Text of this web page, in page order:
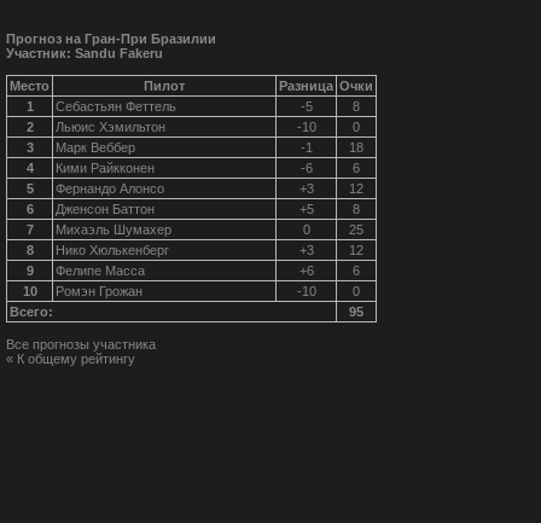
Прогноз на Гран-При Бразилии
Участник: Sandu Fakeru
Место Пилот Разница Очки
1
Себастьян Феттель -5
8
2
Льюис Хэмильтон -10
0
3
Марк Веббер -1
18
4
Кими Райкконен -6
6
5
Фернандо Алонсо +3
12
6
Дженсон Баттон +5
8
7
Михаэль Шумахер 0
25
8
Нико Хюлькенберг +3
12
9
Фелипе Масса +6
6
10
Ромэн Грожан -10
0
Всего:
95
Все прогнозы участника
« К общему рейтингу